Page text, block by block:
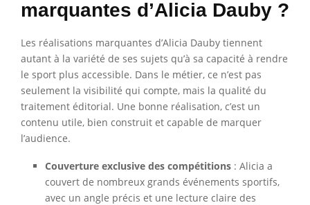
marquantes d’Alicia Dauby ?
Les réalisations marquantes d’Alicia Dauby tiennent
autant à la variété de ses sujets qu’à sa capacité à rendre
le sport plus accessible. Dans le métier, ce n’est pas
seulement la visibilité qui compte, mais la qualité du
traitement éditorial. Une bonne réalisation, c’est un
contenu utile, bien construit et capable de marquer
l’audience.
Couverture exclusive des compétitions : Alicia a
couvert de nombreux grands événements sportifs,
avec un angle précis et une lecture claire des